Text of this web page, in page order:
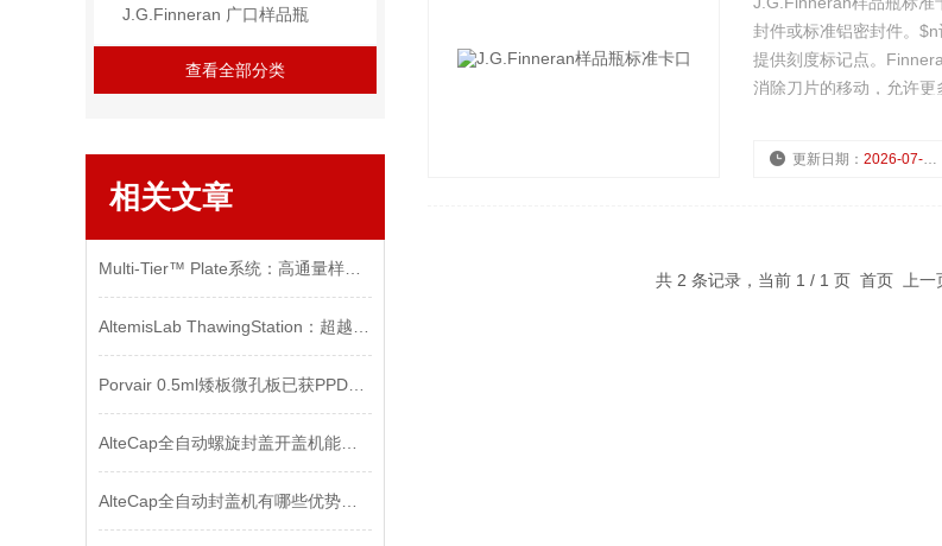
J.G.Finneran 广口样品瓶
查看全部分类
相关文章
封件或标准铝密封件。
提供刻度标记点。
消除刀片的移动，允许更
更新日期： 2026-07-22
共 2 条记录，当前 1 / 1 页 首页 上